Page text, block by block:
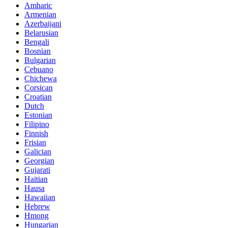
Amharic
Armenian
Azerbaijani
Belarusian
Bengali
Bosnian
Bulgarian
Cebuano
Chichewa
Corsican
Croatian
Dutch
Estonian
Filipino
Finnish
Frisian
Galician
Georgian
Gujarati
Haitian
Hausa
Hawaiian
Hebrew
Hmong
Hungarian